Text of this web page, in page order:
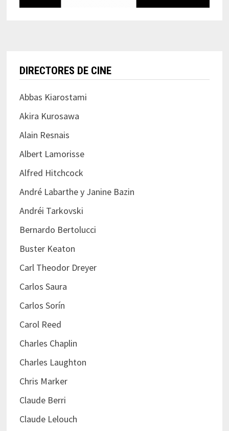
DIRECTORES DE CINE
Abbas Kiarostami
Akira Kurosawa
Alain Resnais
Albert Lamorisse
Alfred Hitchcock
André Labarthe y Janine Bazin
Andréi Tarkovski
Bernardo Bertolucci
Buster Keaton
Carl Theodor Dreyer
Carlos Saura
Carlos Sorín
Carol Reed
Charles Chaplin
Charles Laughton
Chris Marker
Claude Berri
Claude Lelouch